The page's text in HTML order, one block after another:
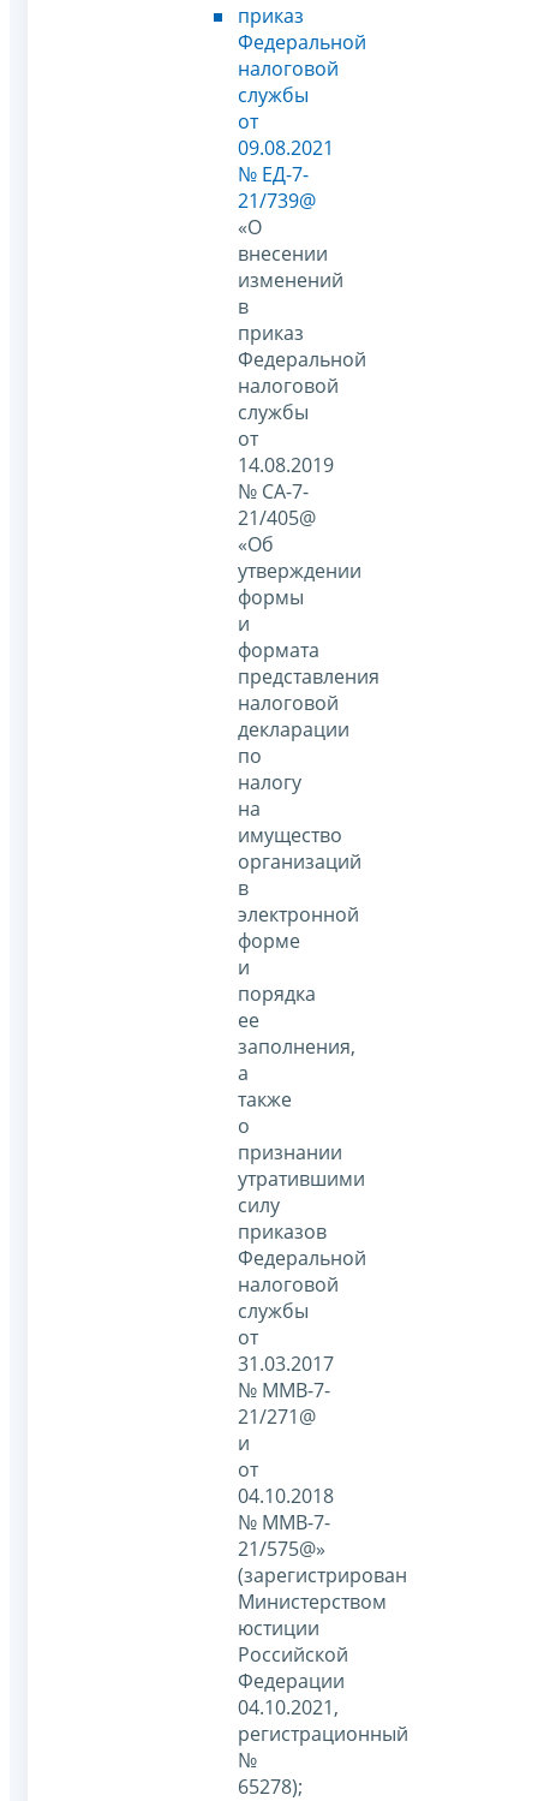
приказ
Федеральной
налоговой
службы
от
09.08.2021
№ ЕД-7-
21/739@
«О
внесении
изменений
в
приказ
Федеральной
налоговой
службы
от
14.08.2019
№ СА-7-
21/405@
«Об
утверждении
формы
и
формата
представления
налоговой
декларации
по
налогу
на
имущество
организаций
в
электронной
форме
и
порядка
ее
заполнения,
а
также
о
признании
утратившими
силу
приказов
Федеральной
налоговой
службы
от
31.03.2017
№ ММВ-7-
21/271@
и
от
04.10.2018
№ ММВ-7-
21/575@»
(зарегистрирован
Министерством
юстиции
Российской
Федерации
04.10.2021,
регистрационный
№
65278);